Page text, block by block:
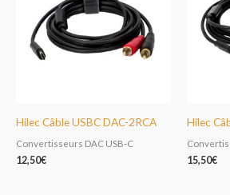
Hilec Câble USBC DAC-2RCA
Convertisseurs DAC USB‑C
12,50€
Hilec
15,50€